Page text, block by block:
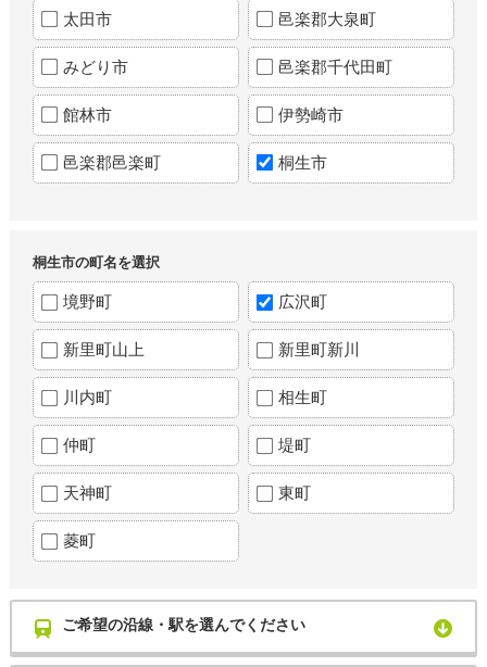
太田市 邑楽郡大泉町
みどり市 邑楽郡千代田町
館林市 伊勢崎市
邑楽郡邑楽町 桐生市
桐生市の町名を選択
境野町 広沢町
新里町山上 新里町新川
川内町 相生町
仲町 堤町
天神町 東町
菱町
ご希望の沿線・駅を選んでください